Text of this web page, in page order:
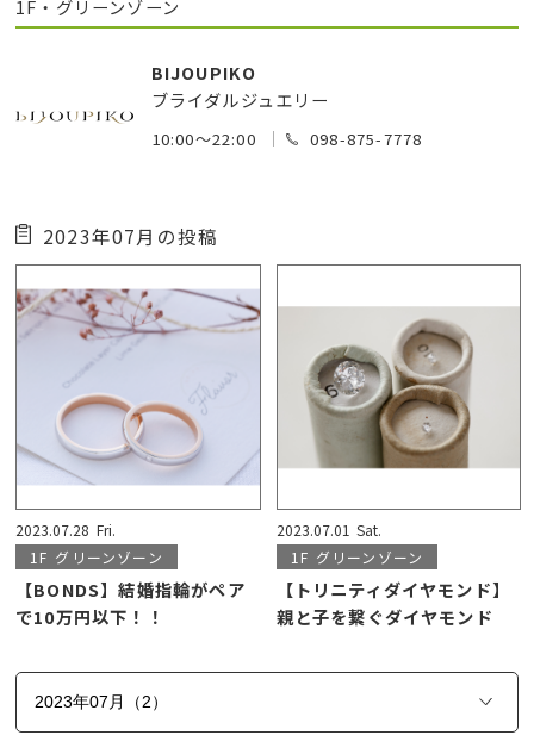
1F・グリーンゾーン
BIJOUPIKO
ブライダルジュエリー
10:00～22:00 098-875-7778
2023年07月の投稿
2023.07.28 Fri.
1F グリーンゾーン
【BONDS】結婚指輪がペア
で10万円以下！！
2023.07.01 Sat.
1F グリーンゾーン
【トリニティダイヤモンド】
親と子を繋ぐダイヤモンド